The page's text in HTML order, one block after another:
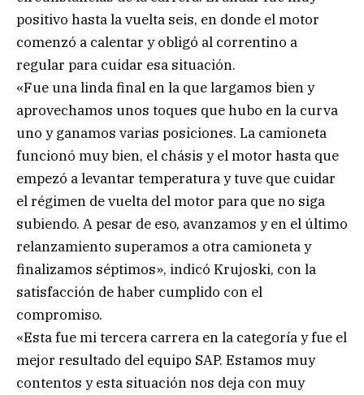
positivo hasta la vuelta seis, en donde el motor
comenzó a calentar y obligó al correntino a
regular para cuidar esa situación.
«Fue una linda final en la que largamos bien y
aprovechamos unos toques que hubo en la curva
uno y ganamos varias posiciones. La camioneta
funcionó muy bien, el chásis y el motor hasta que
empezó a levantar temperatura y tuve que cuidar
el régimen de vuelta del motor para que no siga
subiendo. A pesar de eso, avanzamos y en el último
relanzamiento superamos a otra camioneta y
finalizamos séptimos», indicó Krujoski, con la
satisfacción de haber cumplido con el
compromiso.
«Esta fue mi tercera carrera en la categoría y fue el
mejor resultado del equipo SAP. Estamos muy
contentos y esta situación nos deja con muy